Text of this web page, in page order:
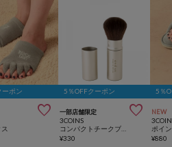
ーポン

5％OFFクーポン
一部店舗限定 
3COINS
コンパクトチークブラシ／and us
¥330
5％
NEW
ポイ
¥880